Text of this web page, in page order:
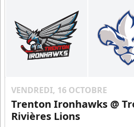
VENDREDI, 16 OCTOBRE
Trenton Ironhawks @
Rivières Lions